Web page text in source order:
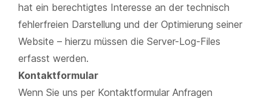
hat ein berechtigtes Interesse an der technisch
fehlerfreien Darstellung und der Optimierung seiner
Website – hierzu müssen die Server-Log-Files
erfasst werden.
Kontaktformular
Wenn Sie uns per Kontaktformular Anfragen